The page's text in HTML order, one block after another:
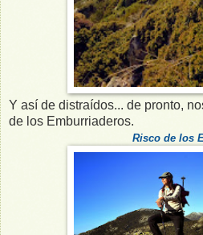
Y así de distraídos... de pronto,
de los Emburriaderos.
Risco de los